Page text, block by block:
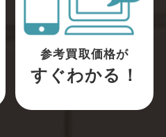
参考買取価格が
すぐわかる！